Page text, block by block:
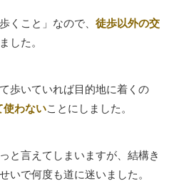
くこと」なので、 徒歩以外の交
した。
歩いていれば目的地に着くの
使わないことにしました。
と言えてしまいますが、結構き
いで何度も道に迷いました。